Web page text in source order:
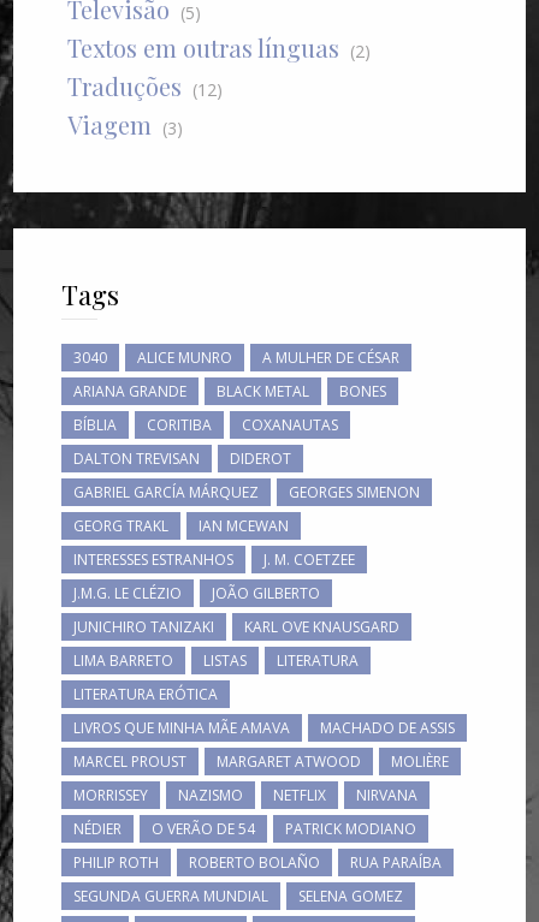
Televisão (5)
Textos em outras línguas (2)
Traduções (12)
Viagem (3)
Tags
3040 ALICE MUNRO
A MULHER DE CÉSAR
ARIANA GRANDE
BLACK METAL
BONES
BÍBLIA
CORITIBA
COXANAUTAS
DALTON TREVISAN
DIDEROT
GABRIEL GARCÍA MÁRQUEZ
GEORGES SIMENON
GEORG TRAKL
IAN MCEWAN
INTERESSES ESTRANHOS
J. M. COETZEE
J.M.G. LE CLÉZIO
JOÃO GILBERTO
JUNICHIRO TANIZAKI
KARL OVE KNAUSGARD
LIMA BARRETO
LISTAS
LITERATURA
LITERATURA ERÓTICA
LIVROS QUE MINHA MÃE AMAVA
MACHADO DE ASSIS
MARCEL PROUST
MARGARET ATWOOD
MOLIÈRE
MORRISSEY
NAZISMO NETFLIX
NIRVANA
NÉDIER
O VERÃO DE 54
PATRICK MODIANO
PHILIP ROTH
ROBERTO BOLAÑO
RUA PARAÍBA
SEGUNDA GUERRA MUNDIAL
SELENA GOMEZ